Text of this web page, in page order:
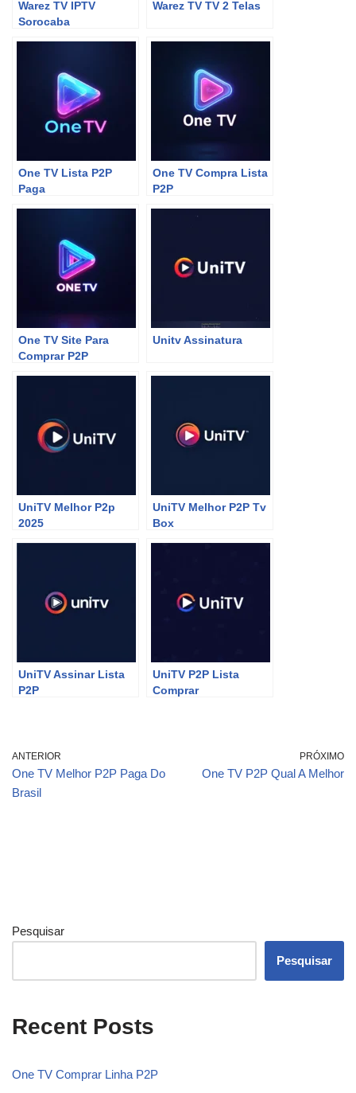
Warez TV IPTV
Sorocaba
Warez TV TV 2 Telas
One TV Lista P2P
Paga
One TV Compra Lista
P2P
One TV Site Para
Comprar P2P
Unitv Assinatura
UniTV Melhor P2p
2025
UniTV Melhor P2P Tv
Box
UniTV Assinar Lista
P2P
UniTV P2P Lista
Comprar
ANTERIOR
One TV Melhor P2P Paga Do
Brasil
PRÓXIMO
One TV P2P Qual A Melhor
Pesquisar
Pesquisar
Recent Posts
One TV Comprar Linha P2P